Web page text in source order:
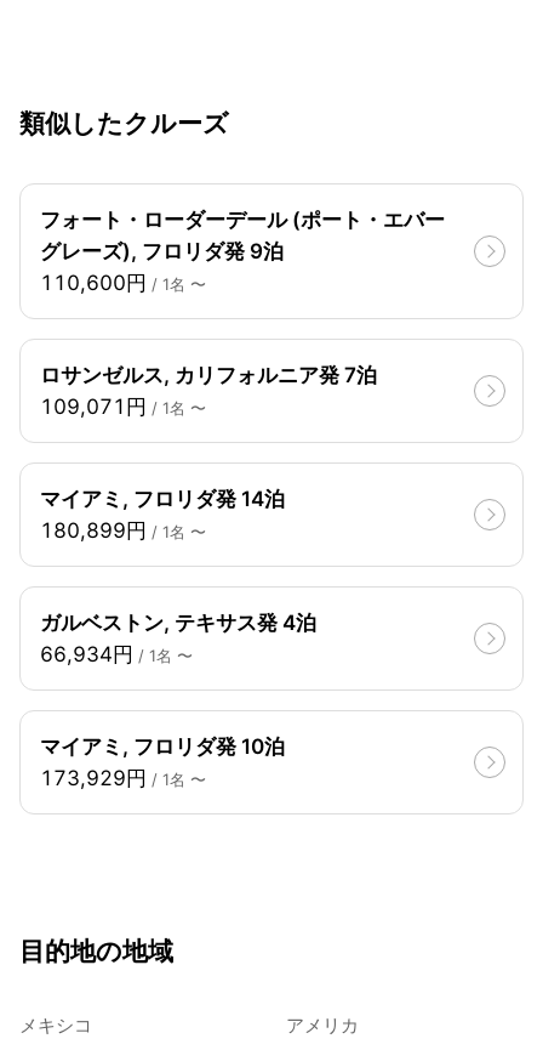
類似したクルーズ
フォート・ローダーデール (ポート・エバー
グレーズ), フロリダ発 9泊
110,600円 / 1名 〜
ロサンゼルス, カリフォルニア発 7泊
109,071円 / 1名 〜
マイアミ, フロリダ発 14泊
180,899円 / 1名 〜
ガルベストン, テキサス発 4泊
66,934円 / 1名 〜
マイアミ, フロリダ発 10泊
173,929円 / 1名 〜
目的地の地域
メキシコ アメリカ